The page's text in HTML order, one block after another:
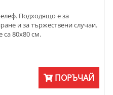
Подходящо е за
и за тържествени случаи.
са 80х80 см.
ПОРЪЧАЙ